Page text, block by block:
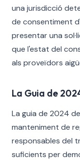
una jurisdicció
de consentiment
presentar una
que l'estat del
als proveïdors
La Guia de
La guia de 2024
manteniment de
responsables del
suficients per